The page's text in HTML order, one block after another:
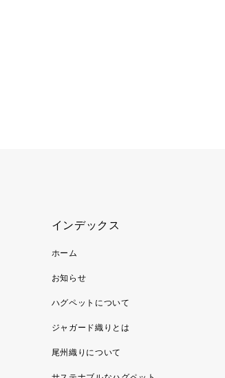
インデックス
ホーム
お知らせ
ハグペットについて
ジャガード織りとは
尾州織りについて